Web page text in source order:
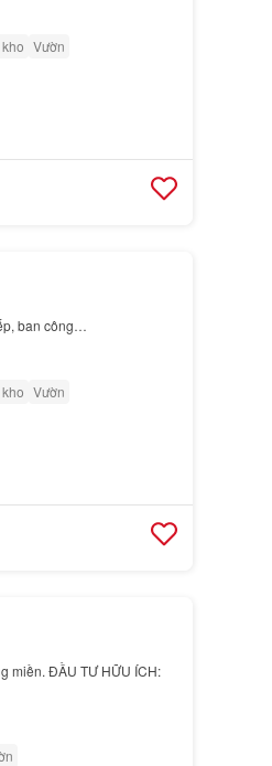
Vườn
ban công…
Vườn
miền. ĐẦU TƯ HỮU ÍCH: